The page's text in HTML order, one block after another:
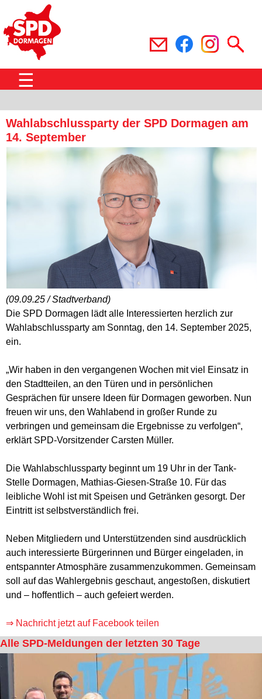
☰
Wahlabschlussparty der SPD Dormagen am
14. September
(09.09.25 / Stadtverband)
Die SPD Dormagen lädt alle Interessierten herzlich zur
Wahlabschlussparty am Sonntag, den 14. September 2025,
ein.
„Wir haben in den vergangenen Wochen mit viel Einsatz in
den Stadtteilen, an den Türen und in persönlichen
Gesprächen für unsere Ideen für Dormagen geworben. Nun
freuen wir uns, den Wahlabend in großer Runde zu
verbringen und gemeinsam die Ergebnisse zu verfolgen“,
erklärt SPD-Vorsitzender Carsten Müller.
Die Wahlabschlussparty beginnt um 19 Uhr in der Tank-
Stelle Dormagen, Mathias-Giesen-Straße 10. Für das
leibliche Wohl ist mit Speisen und Getränken gesorgt. Der
Eintritt ist selbstverständlich frei.
Neben Mitgliedern und Unterstützenden sind ausdrücklich
auch interessierte Bürgerinnen und Bürger eingeladen, in
entspannter Atmosphäre zusammenzukommen. Gemeinsam
soll auf das Wahlergebnis geschaut, angestoßen, diskutiert
und – hoffentlich – auch gefeiert werden.
⇒ Nachricht jetzt auf Facebook teilen
Alle SPD-Meldungen der letzten 30 Tage